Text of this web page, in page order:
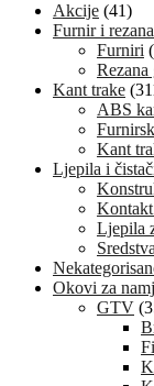
Akcije (41)
Furnir i
Furniri
Rezana
Kant trake
ABS
Kant
Ljepila i
Ljepila
Okovi za
GTV